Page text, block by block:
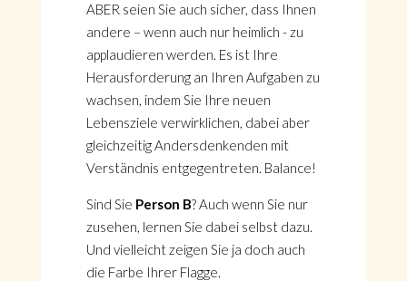
ABER seien Sie auch sicher, dass Ihnen
andere – wenn auch nur heimlich - zu
applaudieren werden. Es ist Ihre
Herausforderung an Ihren Aufgaben zu
wachsen, indem Sie Ihre neuen
Lebensziele verwirklichen, dabei aber
gleichzeitig Andersdenkenden mit
Verständnis entgegentreten. Balance!
Sind Sie Person B? Auch wenn Sie nur
zusehen, lernen Sie dabei selbst dazu.
Und vielleicht zeigen Sie ja doch auch
die Farbe Ihrer Flagge.